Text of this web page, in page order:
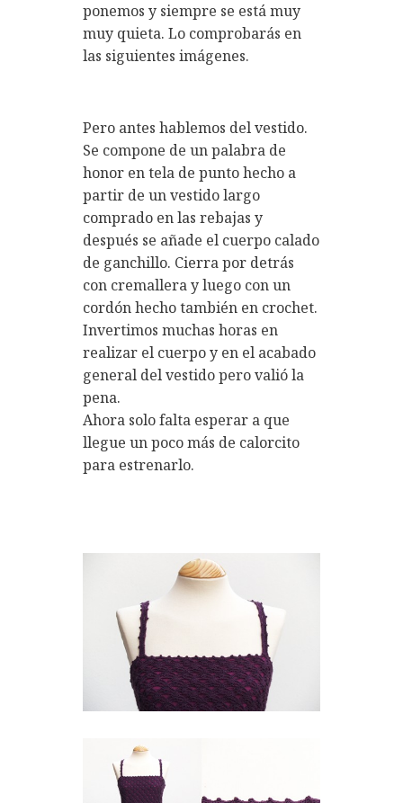
ponemos y siempre se está muy
muy quieta. Lo comprobarás en
las siguientes imágenes.
Pero antes hablemos del vestido.
Se compone de un palabra de
honor en tela de punto hecho a
partir de un vestido largo
comprado en las rebajas y
después se añade el cuerpo calado
de ganchillo. Cierra por detrás
con cremallera y luego con un
cordón hecho también en crochet.
Invertimos muchas horas en
realizar el cuerpo y en el acabado
general del vestido pero valió la
pena.
Ahora solo falta esperar a que
llegue un poco más de calorcito
para estrenarlo.